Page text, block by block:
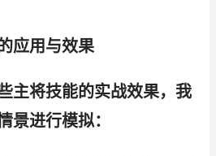
应用与效果
主将技能的实战效果，我
景进行模拟：